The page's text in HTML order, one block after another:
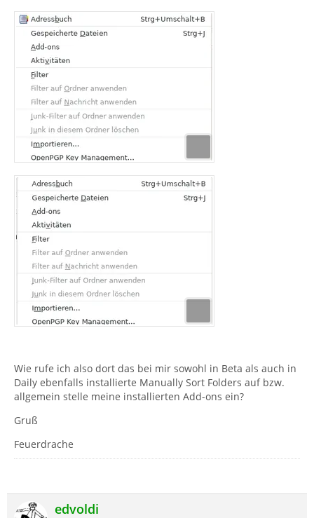
Wie rufe ich also dort das bei mir sowohl in Beta als auch in
Daily ebenfalls installierte Manually Sort Folders auf bzw.
allgemein stelle meine installierten Add-ons ein?
Gruß
Feuerdrache
edvoldi